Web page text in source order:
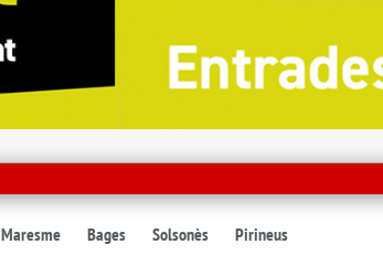
Maresme Bages Solsonès Pirineus